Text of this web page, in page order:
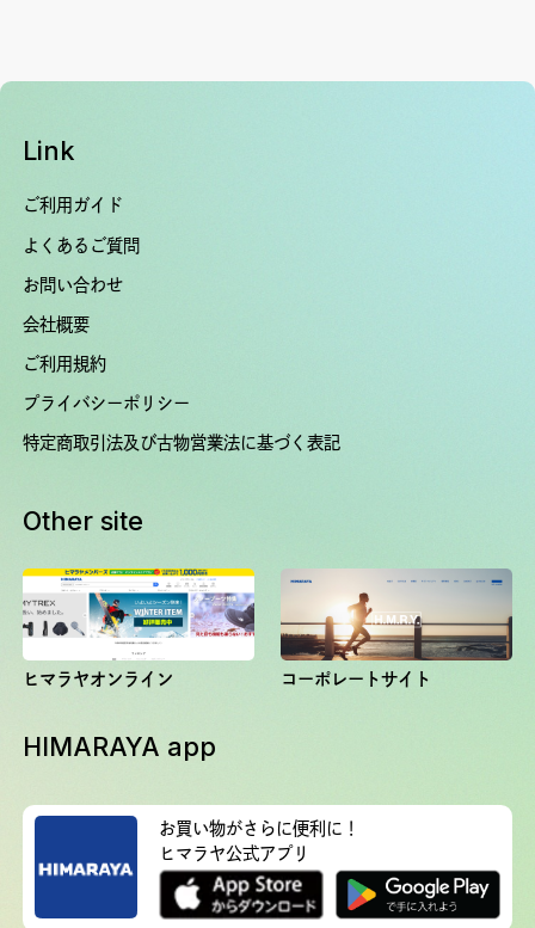
Link
ご利用ガイド
よくあるご質問
お問い合わせ
会社概要
ご利用規約
プライバシーポリシー
特定商取引法及び古物営業法に基づく表記
Other site
ヒマラヤオンライン コーポレートサイト
HIMARAYA app
お買い物がさらに便利に！
ヒマラヤ公式アプリ